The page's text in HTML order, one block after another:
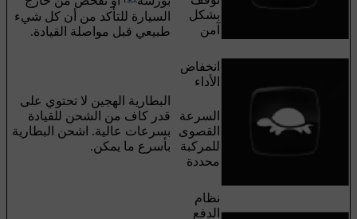
بشكل
آمن
السيارة للتأكد من أن كل شيء
طبيعي قبل مواصلة القيادة.
انخفاض
الأداء
السرعة
القصوى
للمركبة
محددة
البطارية الهجين لا تحتوي على
قدر كاف من الشحن للقيادة
بسرعات عالية. اشحن البطارية
بأسرع ما يمكن.
نظام
الدفع